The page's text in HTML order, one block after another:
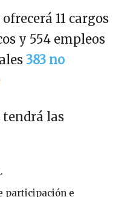
11 cargos
y 554 empleos
383 no
tendrá las
participación e